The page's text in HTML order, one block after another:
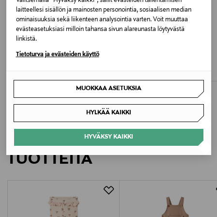
laitteellesi sisällön ja mainosten personointia, sosiaalisen median
ominaisuuksia sekä liikenteen analysointia varten. Voit muuttaa
evästeasetuksiasi milloin tahansa sivun alareunasta löytyvästä
linkistä.
Tietoturva ja evästeiden käyttö
MUOKKAA ASETUKSIA
HYLKÄÄ KAIKKI
HYVÄKSY KAIKKI
Valmistusmaa
Bangladesh
703
Mayoral Moda Infantil SAU
Valmistajan osoite
Mayoral Moda Infantil SAU, Calle La Orotava 118 –
ETUKUPONKITUOTE
KONGES SLØJD
LISÄÄ KIINNOSTAVIA
TUOTTEITA